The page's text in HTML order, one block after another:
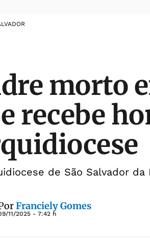
morto
recebe
de São Salvador
Franciely Gomes
11/2025 - 7:42 h